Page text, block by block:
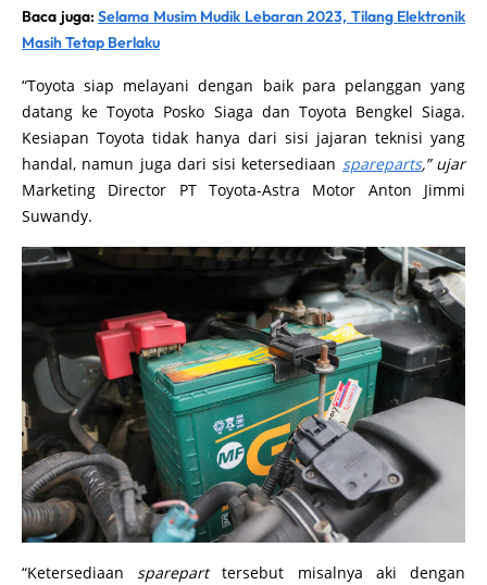
Baca juga: Selama Musim Mudik Lebaran 2023, Tilang Elektronik
Masih Tetap Berlaku
“Toyota siap melayani dengan baik para pelanggan yang
datang ke Toyota Posko Siaga dan Toyota Bengkel Siaga.
Kesiapan Toyota tidak hanya dari sisi jajaran teknisi yang
handal, namun juga dari sisi ketersediaan spareparts,” ujar
Marketing Director PT Toyota-Astra Motor Anton Jimmi
Suwandy.
“Ketersediaan spareparttersebut misalnya aki dengan